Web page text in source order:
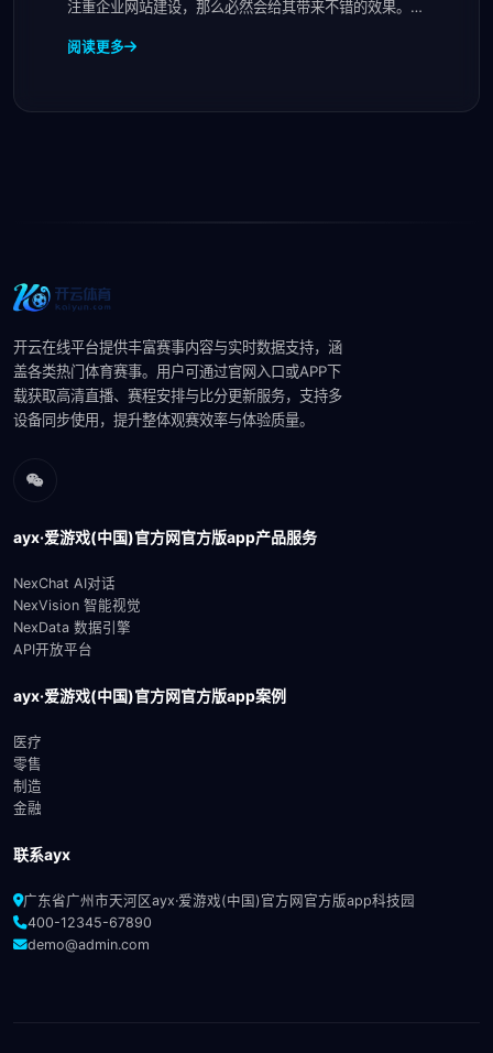
注重企业网站建设，那么必然会给其带来不错的效果。企
阅读更多
开云在线平台提供丰富赛事内容与实时数据支持，涵
盖各类热门体育赛事。用户可通过官网入口或APP下
载获取高清直播、赛程安排与比分更新服务，支持多
设备同步使用，提升整体观赛效率与体验质量。
ayx·爱游戏(中国)官方网官方版app产品服务
NexChat AI对话
NexVision 智能视觉
NexData 数据引擎
API开放平台
ayx·爱游戏(中国)官方网官方版app案例
医疗
零售
制造
金融
联系ayx
广东省广州市天河区ayx·爱游戏(中国)官方网官方版app科技园
400-12345-67890
demo@admin.com